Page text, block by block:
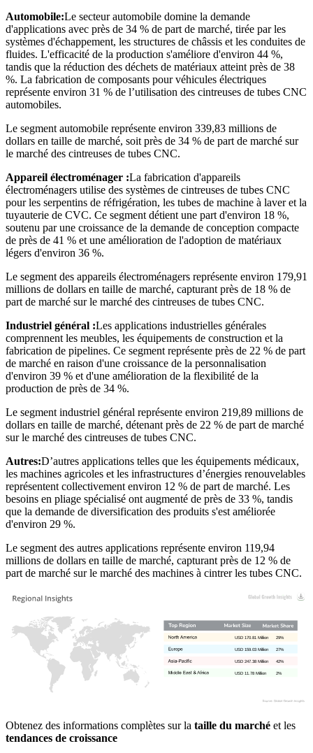
Automobile:Le secteur automobile domine la demande
d'applications avec près de 34 % de part de marché, tirée par les
systèmes d'échappement, les structures de châssis et les conduites de
fluides. L'efficacité de la production s'améliore d'environ 44 %,
tandis que la réduction des déchets de matériaux atteint près de 38
%. La fabrication de composants pour véhicules électriques
représente environ 31 % de l’utilisation des cintreuses de tubes CNC
automobiles.
Le segment automobile représente environ 339,83 millions de
dollars en taille de marché, soit près de 34 % de part de marché sur
le marché des cintreuses de tubes CNC.
Appareil électroménager :La fabrication d'appareils
électroménagers utilise des systèmes de cintreuses de tubes CNC
pour les serpentins de réfrigération, les tubes de machine à laver et la
tuyauterie de CVC. Ce segment détient une part d'environ 18 %,
soutenu par une croissance de la demande de conception compacte
de près de 41 % et une amélioration de l'adoption de matériaux
légers d'environ 36 %.
Le segment des appareils électroménagers représente environ 179,91
millions de dollars en taille de marché, capturant près de 18 % de
part de marché sur le marché des cintreuses de tubes CNC.
Industriel général :Les applications industrielles générales
comprennent les meubles, les équipements de construction et la
fabrication de pipelines. Ce segment représente près de 22 % de part
de marché en raison d'une croissance de la personnalisation
d'environ 39 % et d'une amélioration de la flexibilité de la
production de près de 34 %.
Le segment industriel général représente environ 219,89 millions de
dollars en taille de marché, détenant près de 22 % de part de marché
sur le marché des cintreuses de tubes CNC.
Autres:D’autres applications telles que les équipements médicaux,
les machines agricoles et les infrastructures d’énergies renouvelables
représentent collectivement environ 12 % de part de marché. Les
besoins en pliage spécialisé ont augmenté de près de 33 %, tandis
que la demande de diversification des produits s'est améliorée
d'environ 29 %.
Le segment des autres applications représente environ 119,94
millions de dollars en taille de marché, capturant près de 12 % de
part de marché sur le marché des machines à cintrer les tubes CNC.
2%
USD 11.78 Million
42%
USD 247.38 Million
27%
USD 159.03 Million
29%
USD 170.81 Million
Obtenez des informations complètes sur la taille du marché et les
tendances de croissance